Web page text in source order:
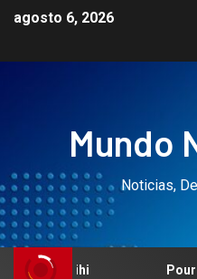
agosto 6, 2026
Mundo
Noticias,
Pourrez par rapport